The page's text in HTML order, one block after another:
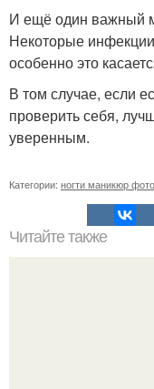
И ещё один важный
Некоторые
особенно это
В том случае, если
проверить себя,
уверенным.
Категории: ногти маникюр фото
Читайте также